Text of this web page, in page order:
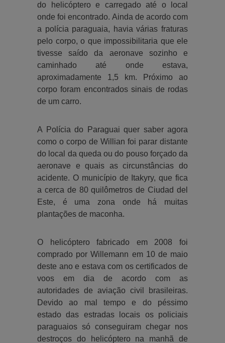
do helicóptero e carregado até o local
onde foi encontrado. Ainda de acordo com
a polícia paraguaia, havia várias fraturas
pelo corpo, o que impossibilitaria que ele
tivesse saído da aeronave sozinho e
caminhado até onde estava,
aproximadamente 1,5 km. Próximo ao
corpo foram encontrados sinais de rodas
de um carro.
A Polícia do Paraguai quer saber agora
como o corpo de Willian foi parar distante
do local da queda ou do pouso forçado da
aeronave e quais as circunstâncias do
acidente. O município de Itakyry, que fica
a cerca de 80 quilômetros de Ciudad del
Este, é uma zona onde há muitas
plantações de maconha.
O helicóptero fabricado em 2008 foi
comprado por Willemann em 10 de maio
deste ano e estava com os certificados de
voos em dia de acordo com as
autoridades de aviação civil brasileiras.
Devido ao mal tempo e do péssimo
estado das estradas locais os policiais
paraguaios só conseguiram chegar nos
destroços do helicóptero na manhã de